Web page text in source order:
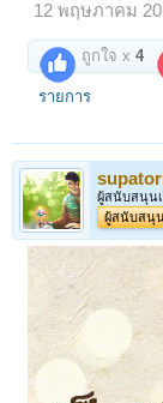
12 พฤษภาคม
ถูกใจ x4
รายการ
ผู้สนับสนุน
ผู้สนับสนุ